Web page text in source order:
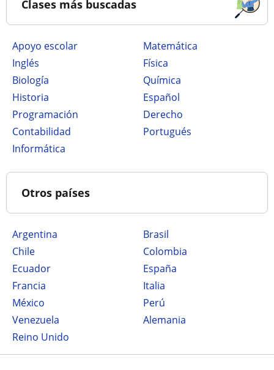
Clases más buscadas
Apoyo escolar
Matemática
Inglés
Física
Biología
Química
Historia
Español
Programación
Derecho
Contabilidad
Portugués
Informática
Otros países
Argentina
Brasil
Chile
Colombia
Ecuador
España
Francia
Italia
México
Perú
Venezuela
Alemania
Reino Unido